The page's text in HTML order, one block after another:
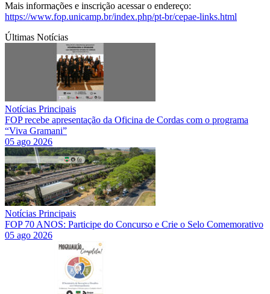
Mais informações e inscrição acessar o endereço:
https://www.fop.unicamp.br/index.php/pt-br/cepae-links.html
Últimas Notícias
Notícias Principais
FOP recebe apresentação da Oficina de Cordas com o programa
“Viva Gramani”
05 ago 2026
Notícias Principais
FOP 70 ANOS: Participe do Concurso e Crie o Selo Comemorativo
05 ago 2026